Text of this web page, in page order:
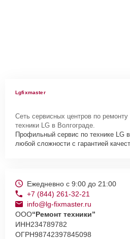
Lgfixmaster
Сеть сервисных центров по ремонту
техники LG в Волгограде.
Профильный сервис по технике LG
любой сложности с гарантией
Ежедневно с 9:00 до 21:00
+7 (844) 261-32-21
info@lg-fixmaster.ru
ООО“Ремонт техники”
ИНН234789782
ОГРН98742397845098